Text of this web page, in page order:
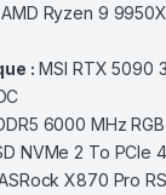
AMD Ryzen 9 9950X
: MSI RTX 5090
6000 MHz RGB
NVMe 2 To PCIe
X870 Pro RS